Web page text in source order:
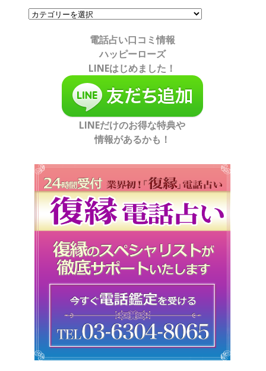
電話占い口コミ情報
ハッピーローズ
LINEはじめました！
LINEだけのお得な特典や
情報があるかも！